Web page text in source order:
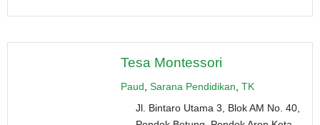
Tesa Montessori
Paud Sarana Pendidikan TK
Jl. Bintaro Utama 3, Blok AM No. 40,